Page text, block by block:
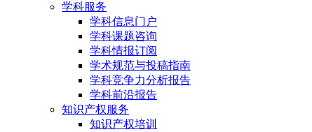
学科服务
学科信息门户
学科课题咨询
学科情报订阅
学术规范与投稿指南
学科竞争力分析报告
学科前沿报告
知识产权服务
知识产权培训